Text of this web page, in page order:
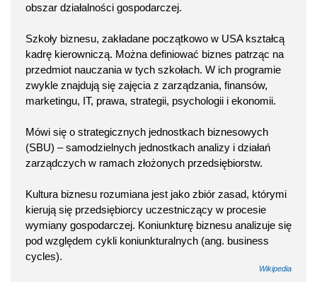
obszar działalności gospodarczej.
Szkoły biznesu, zakładane początkowo w USA kształcą
kadrę kierowniczą. Można definiować biznes patrząc na
przedmiot nauczania w tych szkołach. W ich programie
zwykle znajdują się zajęcia z zarządzania, finansów,
marketingu, IT, prawa, strategii, psychologii i ekonomii.
Mówi się o strategicznych jednostkach biznesowych
(SBU) – samodzielnych jednostkach analizy i działań
zarządczych w ramach złożonych przedsiębiorstw.
Kultura biznesu rozumiana jest jako zbiór zasad, którymi
kierują się przedsiębiorcy uczestniczący w procesie
wymiany gospodarczej. Koniunkturę biznesu analizuje się
pod względem cykli koniunkturalnych (ang. business
cycles).
Wikipedia